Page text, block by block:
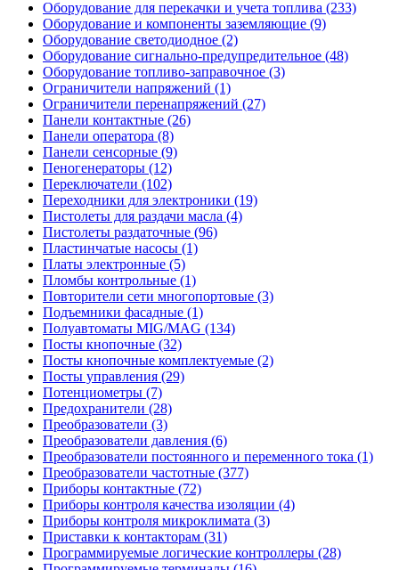
Оборудование для перекачки и учета топлива (233)
Оборудование и компоненты заземляющие (9)
Оборудование светодиодное (2)
Оборудование сигнально-предупредительное (48)
Оборудование топливо-заправочное (3)
Ограничители напряжений (1)
Ограничители перенапряжений (27)
Панели контактные (26)
Панели оператора (8)
Панели сенсорные (9)
Пеногенераторы (12)
Переключатели (102)
Переходники для электроники (19)
Пистолеты для раздачи масла (4)
Пистолеты раздаточные (96)
Пластинчатые насосы (1)
Платы электронные (5)
Пломбы контрольные (1)
Повторители сети многопортовые (3)
Подъемники фасадные (1)
Полуавтоматы MIG/MAG (134)
Посты кнопочные (32)
Посты кнопочные комплектуемые (2)
Посты управления (29)
Потенциометры (7)
Предохранители (28)
Преобразователи (3)
Преобразователи давления (6)
Преобразователи постоянного и переменного тока (1)
Преобразователи частотные (377)
Приборы контактные (72)
Приборы контроля качества изоляции (4)
Приборы контроля микроклимата (3)
Приставки к контакторам (31)
Программируемые логические контроллеры (28)